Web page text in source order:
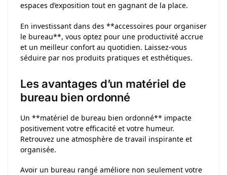
espaces d’exposition tout en gagnant de la place.
En investissant dans des **accessoires pour organiser
le bureau**, vous optez pour une productivité accrue
et un meilleur confort au quotidien. Laissez-vous
séduire par nos produits pratiques et esthétiques.
Les avantages d’un matériel de
bureau bien ordonné
Un **matériel de bureau bien ordonné** impacte
positivement votre efficacité et votre humeur.
Retrouvez une atmosphère de travail inspirante et
organisée.
Avoir un bureau rangé améliore non seulement votre